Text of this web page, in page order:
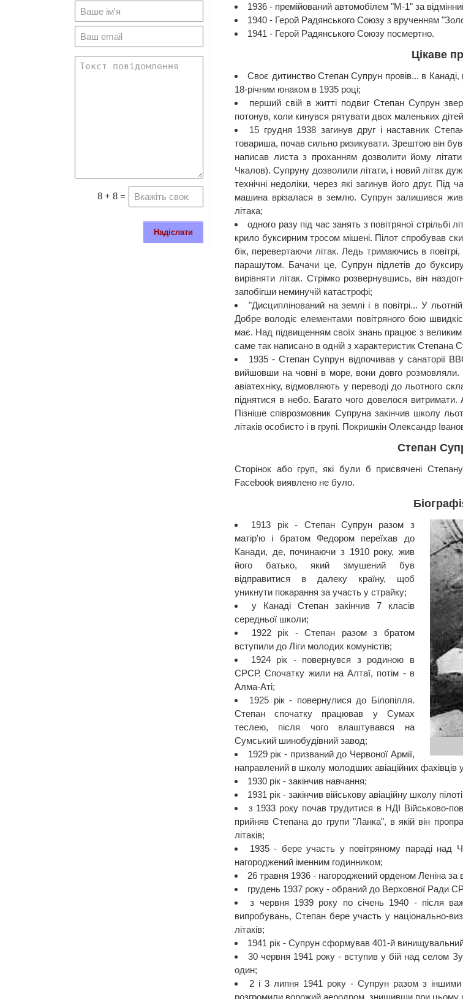
1936 - премійований автомобілем "М-1" за
1940 - Герой Радянського Союзу з врученням
1941 - Герой Радянського Союзу посмертно.
Цікаве
Своє дитинство Степан Супрун провів... в
18-річним юнаком в 1935 році;
перший свій в житті подвиг Степан Супрун
потонув, коли кинувся рятувати двох маленьких
15 грудня 1938 загинув друг і наставник
товариша, почав сильно ризикувати. Зрештою він
написав листа з проханням дозволити йому
Чкалов). Супруну дозволили літати, і новий літак
технічні недоліки, через які загинув його друг.
машина врізалася в землю. Супрун залишився
літака;
одного разу під час занять з повітряної
крило буксирним тросом мішені. Пілот спробував
бік, перевертаючи літак. Ледь тримаючись в
парашутом. Бачачи це, Супрун підлетів до
вирівняти літак. Стрімко розвернувшись, він
запобігши неминучій катастрофі;
"Дисциплінований на землі і в повітрі... У
Добре володіє елементами повітряного бою
має. Над підвищенням своїх знань працює з великим
саме так написано в одній з характеристик Степана
1935 - Степан Супрун відпочивав у санаторії
вийшовши на човні в море, вони довго
авіатехніку, відмовляють у переводі до льотного
піднятися в небо. Багато чого довелося
Пізніше співрозмовник Супруна закінчив школу
літаків особисто і в групі. Покришкін Олександр
Степан
Сторінок або груп, які були б присвячені
Facebook виявлено не було.
1913 рік - Степан Супрун разом з
матір'ю і братом Федором переїхав до
Канади, де, починаючи з 1910 року, жив
його батько, який змушений був
відправитися в далеку країну, щоб
уникнути покарання за участь у страйку;
у Канаді Степан закінчив 7 класів
середньої школи;
1922 рік - Степан разом з братом
вступили до Ліги молодих комуністів;
1924 рік - повернувся з родиною в
СРСР. Спочатку жили на Алтаї, потім - в
Алма-Аті;
1925 рік - повернулися до Білопілля.
Степан спочатку працював у Сумах
теслею, після чого влаштувався на
Сумський шинобудівний завод;
1929 рік - призваний до Червоної Армії,
направлений в школу молодших авіаційних фахівців
1930 рік - закінчив навчання;
1931 рік - закінчив військову авіаційну школу
з 1933 року почав трудитися в НДІ Військово-
прийняв Степана до групи "Ланка", в якій він
літаків;
1935 - бере участь у повітряному параді
нагороджений іменним годинником;
26 травня 1936 - нагороджений орденом Леніна за
грудень 1937 року - обраний до Верховної Ради
з червня 1939 року по січень 1940 - після
випробувань, Степан бере участь у національно-
літаків;
1941 рік - Супрун сформував 401-й винищувальний
30 червня 1941 року - вступив у бій над селом
один;
2 і 3 липня 1941 року - Супрун разом з іншими
8 + 8 =
Надіслати